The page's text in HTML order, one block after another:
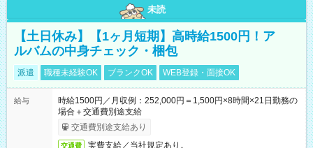
未読
【土日休み】【1ヶ月短期】高時給1500円！ア
ルバムの中身チェック・梱包
派遣 職種未経験OK ブランクOK WEB登録・面接OK
給与
時給1500円／月収例：252,000円＝1,500円×8時間×21日勤務の
場合＋交通費別途支給
交通費別途支給あり
交通費 実費支給／当社規定あり。